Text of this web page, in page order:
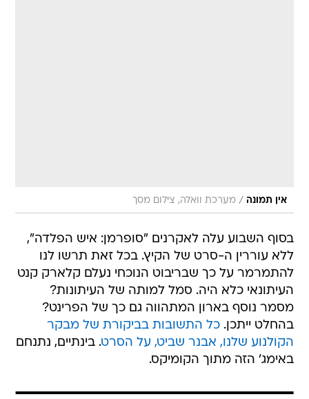
אין תמונה / מערכת וואלה, צילום מסך
בסוף השבוע עלה לאקרנים "סופרמן: איש הפלדה",
ללא עוררין ה-סרט של הקיץ. בכל זאת תרשו לנו
להתמרמר על כך שבריבוט הנוכחי נעלם קלארק קנט
העיתונאי כלא היה. סמל למותה של העיתונות?
מסמר נוסף בארון המתהווה גם כך של הפרינט?
בהחלט ייתכן.כל התשובות בביקורת של מבקר
הקולנוע שלנו, אבנר שביט, על הסרט. בינתיים, נתנחם
באימג' הזה מתוך הקומיקס.